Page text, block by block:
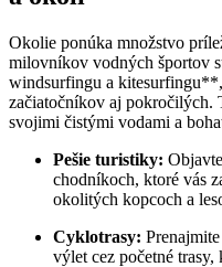
Okolie ponúka množstvo
milovníkov vodných športov
windsurfingu a
začiatočníkov aj pokročilých.
svojimi čistými vodami a
Pešie turistiky:
chodníkoch, ktoré vás
okolitých kopcoch a
Cyklotrasy:
výlet cez početné